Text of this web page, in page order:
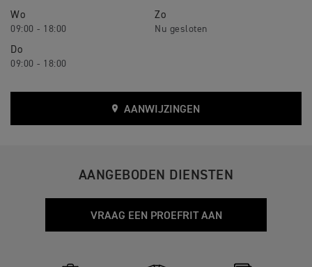
Wo
09:00 - 18:00
Do
09:00 - 18:00
Zo
AANWIJZINGEN
AANGEBODEN DIENSTEN
VRAAG EEN PROEFRIT AAN